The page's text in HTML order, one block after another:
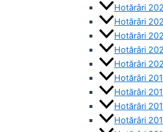
Hotărâri
Hotărâri
Hotărâri
Hotărâri
Hotărâri
Hotărâri
Hotărâri
Hotărâri
Hotărâri